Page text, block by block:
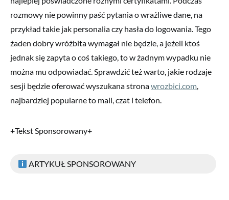
rozmowy nie powinny paść pytania o wrażliwe dane, na
przykład takie jak personalia czy hasła do logowania. Tego
żaden dobry wróżbita wymagał nie będzie, a jeżeli ktoś
jednak się zapyta o coś takiego, to w żadnym wypadku nie
można mu odpowiadać. Sprawdzić też warto, jakie rodzaje
sesji będzie oferować wyszukana stronawrozbici.com,
najbardziej popularne to mail, czat i telefon.
+Tekst Sponsorowany+
ARTYKUŁ SPONSOROWANY